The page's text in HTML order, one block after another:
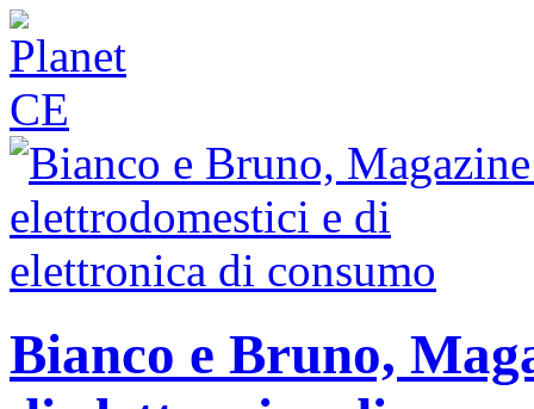
Bianco e Bruno,